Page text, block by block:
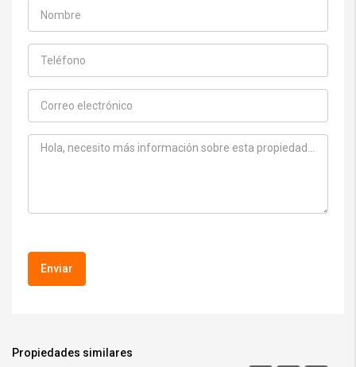
Propiedades similares